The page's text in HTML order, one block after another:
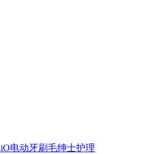
iO电动牙刷毛绅士护理